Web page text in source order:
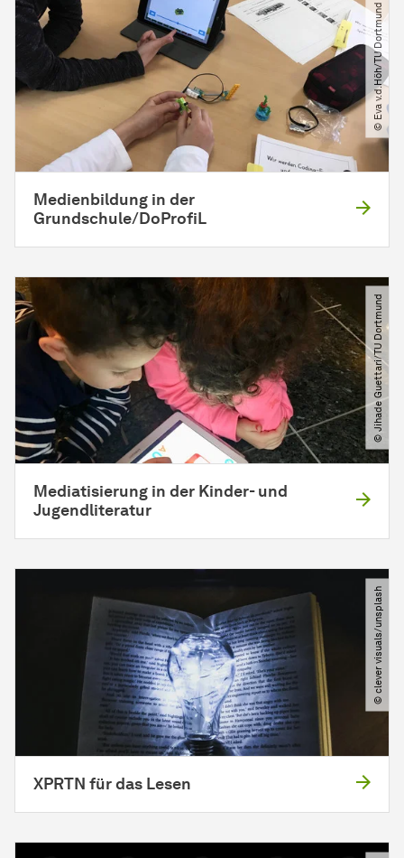
© Eva v.d.Höh​/​TU Dortmund
Medienbildung in der
Grundschule/DoProfiL
© Jihade Guettari​/​TU Dortmund
Mediatisierung in der Kinder- und
Jugendliteratur
© clever visuals​/​unsplash
XPRTN für das Lesen